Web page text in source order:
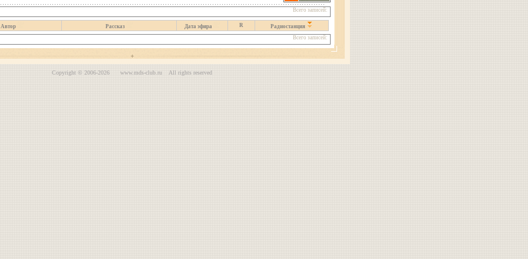
Всего записей:
Автор Рассказ Дата эфира R
Радиостанция
Всего записей:
Copyright © 2006-2026 www.mds-club.ru All rights reserved